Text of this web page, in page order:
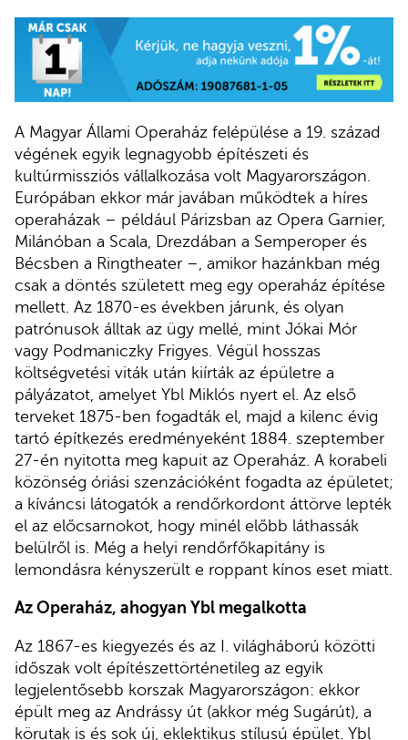
A Magyar Állami Operaház felépülése a 19. század
végének egyik legnagyobb építészeti és
kultúrmissziós vállalkozása volt Magyarországon.
Európában ekkor már javában működtek a híres
operaházak – például Párizsban az Opera Garnier,
Milánóban a Scala, Drezdában a Semperoper és
Bécsben a Ringtheater –, amikor hazánkban még
csak a döntés született meg egy operaház építése
mellett. Az 1870-es években járunk, és olyan
patrónusok álltak az ügy mellé, mint Jókai Mór
vagy Podmaniczky Frigyes. Végül hosszas
költségvetési viták után kiírták az épületre a
pályázatot, amelyet Ybl Miklós nyert el. Az első
terveket 1875-ben fogadták el, majd a kilenc évig
tartó építkezés eredményeként 1884. szeptember
27-én nyitotta meg kapuit az Operaház. A korabeli
közönség óriási szenzációként fogadta az épületet;
a kíváncsi látogatók a rendőrkordont áttörve lepték
el az előcsarnokot, hogy minél előbb láthassák
belülről is. Még a helyi rendőrfőkapitány is
lemondásra kényszerült e roppant kínos eset miatt.
Az Operaház, ahogyan Ybl megalkotta
Az 1867-es kiegyezés és az I. világháború közötti
időszak volt építészettörténetileg az egyik
legjelentősebb korszak Magyarországon: ekkor
épült meg az Andrássy út (akkor még Sugárút), a
körutak is és sok új, eklektikus stílusú épület. Ybl